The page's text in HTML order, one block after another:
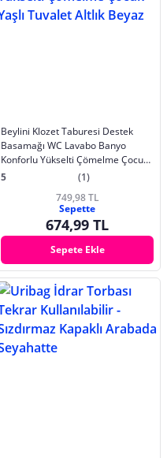
Beylini Klozet Taburesi Destek
Basamağı WC Lavabo Banyo
Konforlu Yükselti Çömelme Çocuk
Yaşlı Tuvalet Altlık Beyaz
5
(1)
749,98 TL
Sepette
674,99 TL
Sepete Ekle